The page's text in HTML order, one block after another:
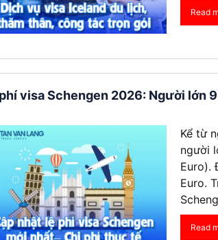
Read
visa Schengen 2026: Người lớn
Kể từ
người
Euro).
Euro.
Read
12/
Mình
tư vấn
môn tốt